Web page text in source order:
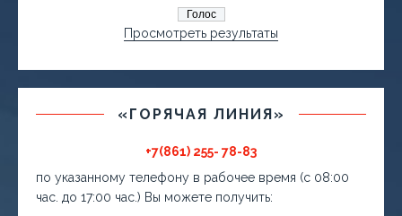
Просмотреть результаты
«ГОРЯЧАЯ ЛИНИЯ»
+7(861) 255- 78-83
по указанному телефону в рабочее время (с 08:00
час. до 17:00 час.) Вы можете получить: